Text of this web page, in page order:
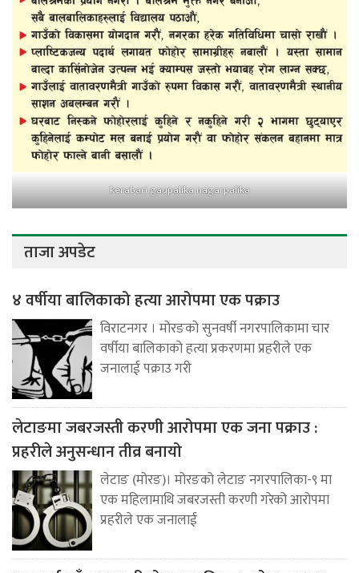
kerabari gaupalika nagarpalika
ताजा अपडेट
४ वर्षीया बालिकाको हत्या आरोपमा एक पक्राउ
विराटनगर । मोरङको सुनवर्षी नगरपालिकामा चार
वर्षीया बालिकाको हत्या प्रकरणमा प्रहरीले एक
जनालाई पक्राउ गरी
लेटाङमा जबरजस्ती करणी आरोपमा एक जना पक्राउ :
प्रहरीले अनुसन्धान तीव्र बनायो
लेटाङ (मोरङ)। मोरङको लेटाङ नगरपालिका-९ मा
एक महिलामाथि जबरजस्ती करणी गरेको आरोपमा
प्रहरीले एक जनालाई